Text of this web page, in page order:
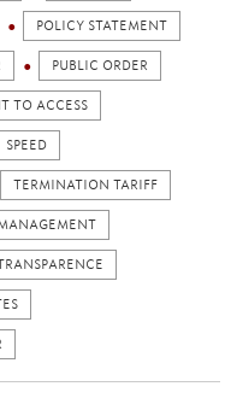
POLICY STATEMENT
PUBLIC ORDER
TO ACCESS
SPEED
TERMINATION TARIFF